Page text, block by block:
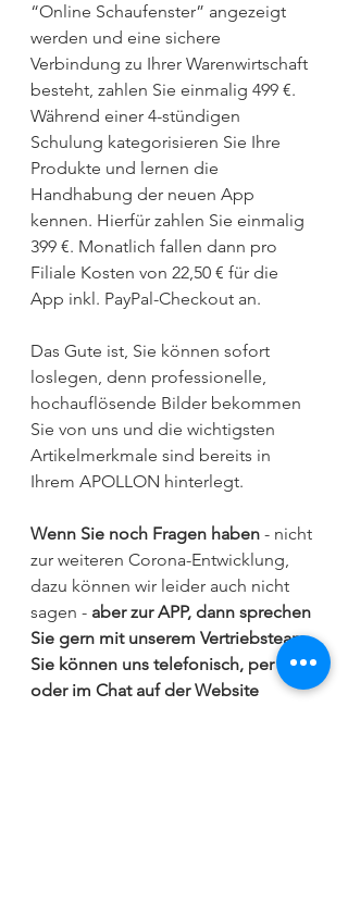
“Online Schaufenster” angezeigt
werden und eine sichere
Verbindung zu Ihrer Warenwirtschaft
besteht, zahlen Sie einmalig 499 €.
Während einer 4-stündigen
Schulung kategorisieren Sie Ihre
Produkte und lernen die
Handhabung der neuen App
kennen. Hierfür zahlen Sie einmalig
399 €. Monatlich fallen dann pro
Filiale Kosten von 22,50 € für die
App inkl. PayPal-Checkout an.
Das Gute ist, Sie können sofort
loslegen, denn professionelle,
hochauflösende Bilder bekommen
Sie von uns und die wichtigsten
Artikelmerkmale sind bereits in
Ihrem APOLLON hinterlegt.
Wenn Sie noch Fragen haben - nicht
zur weiteren Corona-Entwicklung,
dazu können wir leider auch nicht
sagen - aber zur APP, dann sprechen
Sie gern mit unserem Vertriebsteam.
Sie können uns telefonisch, per Mail
oder im Chat auf der Website